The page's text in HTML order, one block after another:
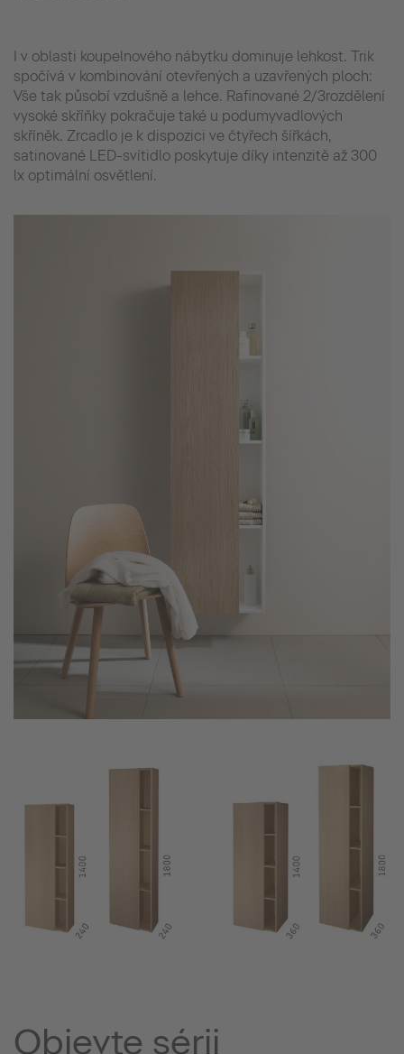
I v oblasti koupelnového nábytku dominuje lehkost. Trik
spočívá v kombinování otevřených a uzavřených ploch:
Vše tak působí vzdušně a lehce. Rafinované 2/3rozdělení
vysoké skříňky pokračuje také u podumyvadlových
skříněk. Zrcadlo je k dispozici ve čtyřech šířkách,
satinované LED-svítidlo poskytuje díky intenzitě až 300
lx optimální osvětlení.
Objevte sérii